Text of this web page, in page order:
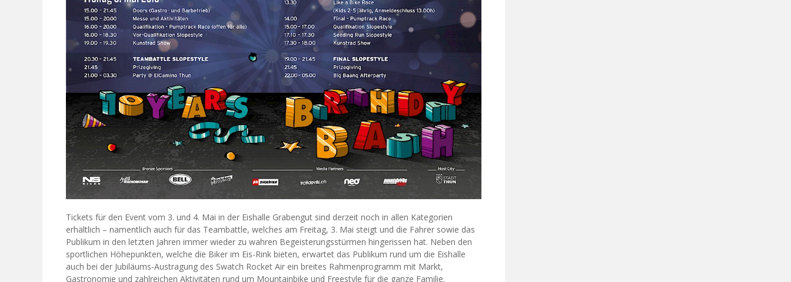
Tickets für den Event vom 3. und 4. Mai in der Eishalle Grabengut sind derzeit noch in allen Kategorien
erhältlich – namentlich auch für das Teambattle, welches am Freitag, 3. Mai steigt und die Fahrer sowie das
Publikum in den letzten Jahren immer wieder zu wahren Begeisterungsstürmen hingerissen hat. Neben den
sportlichen Höhepunkten, welche die Biker im Eis-Rink bieten, erwartet das Publikum rund um die Eishalle
auch bei der Jubiläums-Austragung des Swatch Rocket Air ein breites Rahmenprogramm mit Markt,
Gastronomie und zahlreichen Aktivitäten rund um Mountainbike und Freestyle für die ganze Familie.